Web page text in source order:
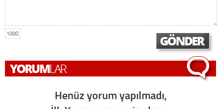
1000
Henüz yorum yapılmadı,